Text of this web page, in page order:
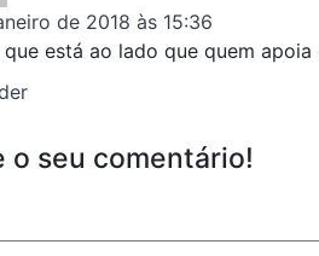
de 2018 às 15:36
que está ao lado que quem apoia
o seu comentário!